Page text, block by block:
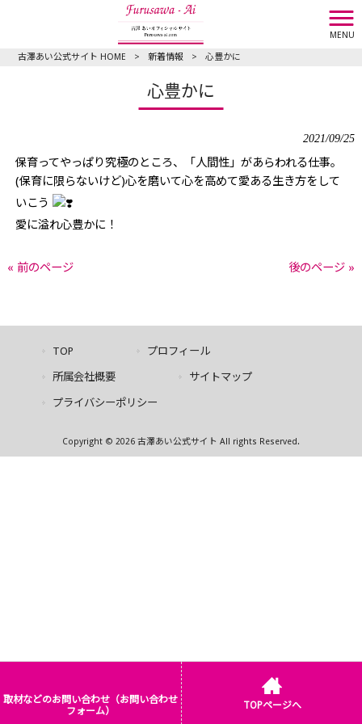
MENU
古澤あい公式サイト HOME > 新着情報 > 心豊かに
心豊かに
2021/09/25
保育ってやっぱり究極のところ、「人間性」があらわれる仕事。
(保育に限らないけど)心を磨いて心を高めて愛ある生き方をして
いこう
愛に溢れ心豊かに！
« 前のページ 後のページ »
TOP プロフィール
所属会社概要 サイトマップ
プライバシーポリシー
Copyright © 2026 古澤あい公式サイト All rights Reserved.
取材などのお問い合わせ（お問い合わせ
フォーム）
TOPページへ